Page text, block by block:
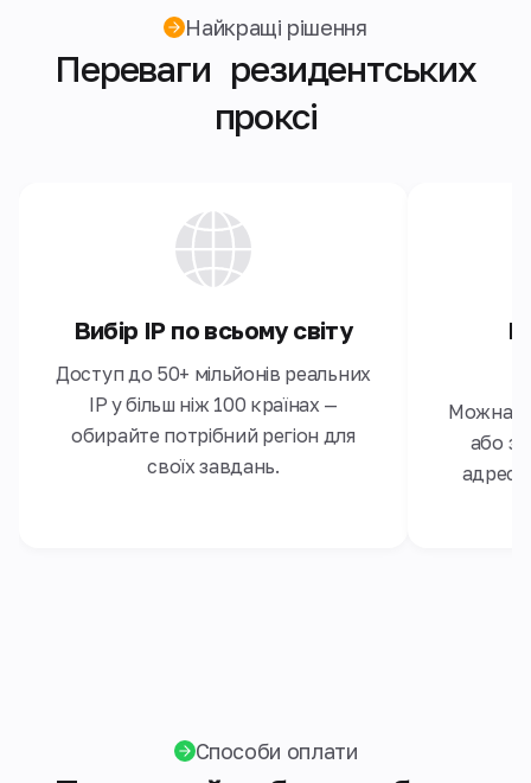
Найкращі рішення
Переваги резидентських
проксі
Вибір IP по всьому світу
Доступ до 50+ мільйонів реальних
IP у більш ніж 100 країнах —
обирайте потрібний регіон для
своїх завдань.
Можна
або
адресу
Способи оплати